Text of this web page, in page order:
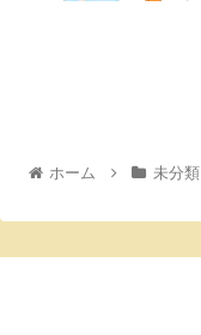
ホーム 未分類